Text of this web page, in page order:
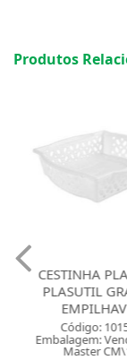
Produtos
CESTINHA
PLASUTIL
Código:
Embalagem:
Master